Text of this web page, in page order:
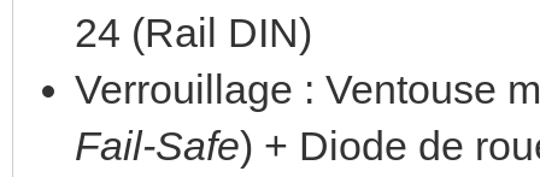
24 (Rail DIN)
Verrouillage : Ventouse
Fail-Safe) + Diode de